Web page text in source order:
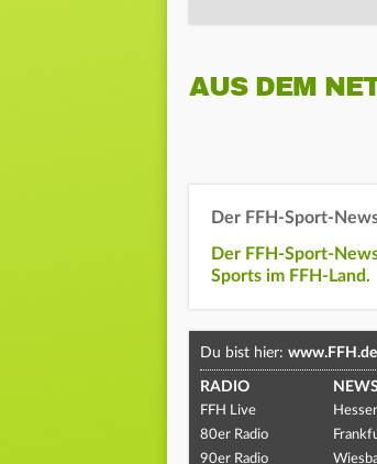
AUS DEM
Der FFH-Sport-
Der FFH-Sport-
Sports im FFH-Land.
Du bist hier: www.FFH.de
RADIO
FFH Live
80er Radio
90er Radio
NEWS